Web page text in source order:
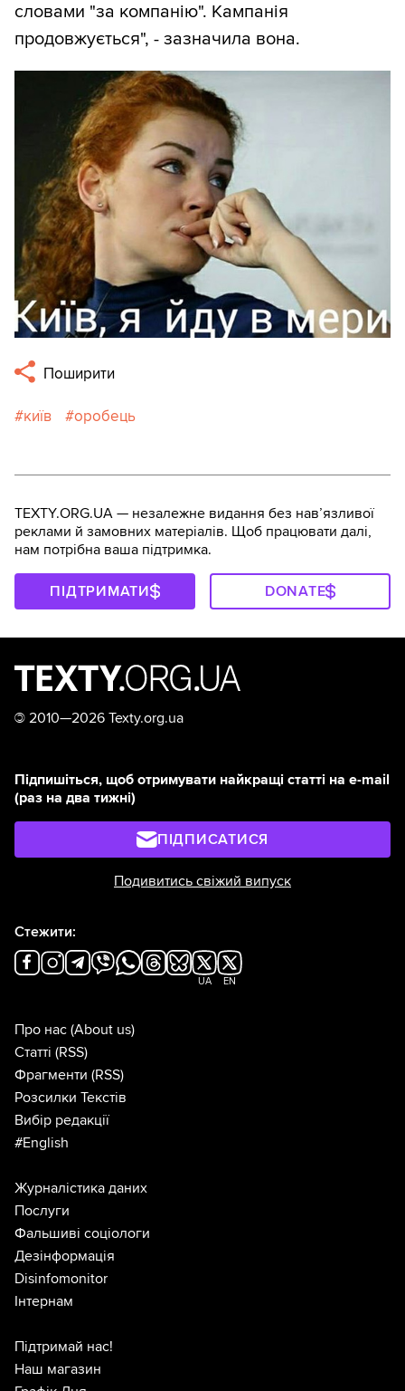
словами "за компанію". Кампанія
продовжується", - зазначила вона.
Поширити
київ оробець
TEXTY.ORG.UA — незалежне видання без навʼязливої
реклами й замовних матеріалів. Щоб працювати далі,
нам потрібна ваша підтримка.
ПІДТРИМАТИ DONATE
© 2010—2026 Texty.org.ua
Підпишіться, щоб отримувати найкращі статті на e-mail
(раз на два тижні)
ПІДПИСАТИСЯ
Подивитись свіжий випуск
Стежити:
UA EN
Про нас (About us)
Статті (RSS)
Фрагменти (RSS)
Розсилки Текстів
Вибір редакції
#English
Журналістика даних
Послуги
Фальшиві соціологи
Дезінформація
Disinfomonitor
Інтернам
Підтримай нас!
Наш магазин